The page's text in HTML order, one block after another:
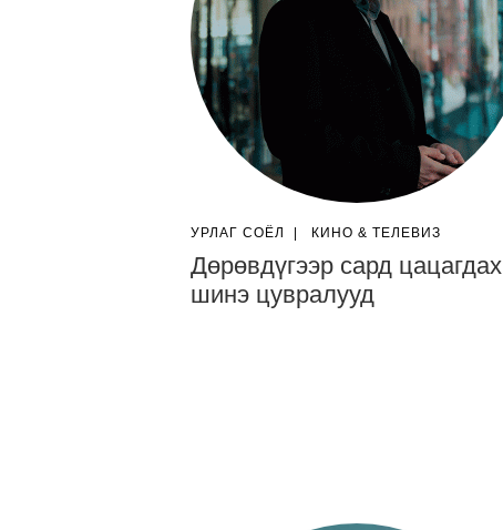
УРЛАГ СОЁЛ КИНО & ТЕЛЕВИЗ
Дөрөвдүгээр сард цацагдах
шинэ цувралууд